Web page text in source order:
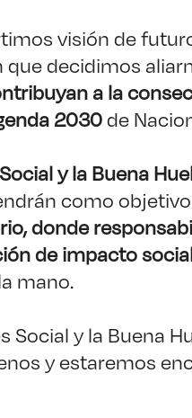
visión de
decidimos
a la
2030de
y la Buena
como
donde
de impacto
mano.
Social y la Buena
y estaremos